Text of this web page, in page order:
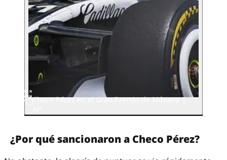
Checo Pérez en el Gran Premio de Mónaco |
¿Por qué sancionaron a Checo Pérez?